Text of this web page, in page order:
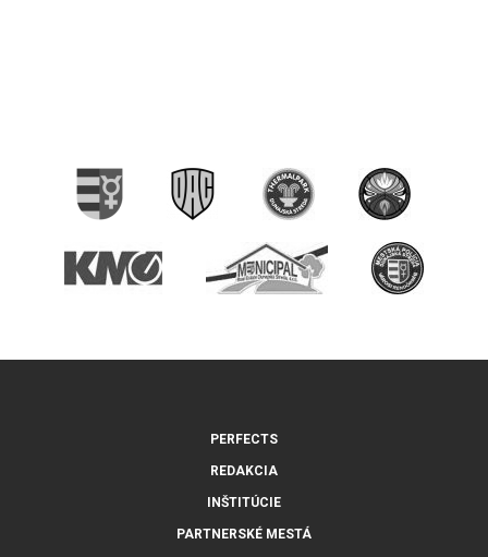
PERFECTS
REDAKCIA
INŠTITÚCIE
PARTNERSKÉ MESTÁ